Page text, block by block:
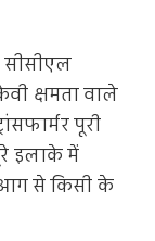
सीसीएल
क्षमता वाले
पूरी
इलाके में
आग से किसी के